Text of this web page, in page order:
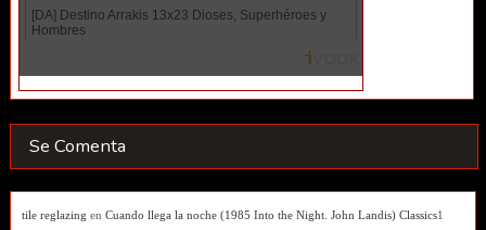
Se Comenta
tile reglazing en Cuando llega la noche (1985 Into the Night. John Landis) Classics1